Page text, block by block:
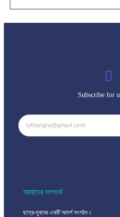
Subscribe for
আমাদের সম্পর্কে
ছাত্র-যুবদের একটি আদর্শ সংগঠন।